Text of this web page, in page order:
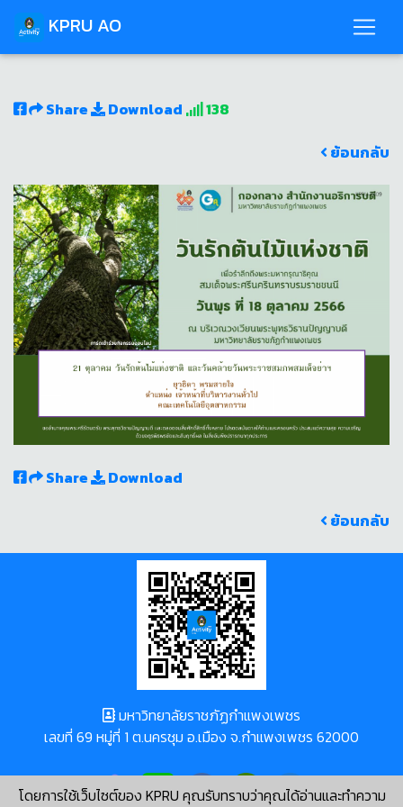
KPRU AO
Share Download
138
ย้อนกลับ
Share
Download
ย้อนกลับ
โดยการใช้เว็บไซต์ของ KPRU คุณรับทราบว่าคุณได้อ่านและทำความ
มหาวิทยาลัยราชภัฏกำแพงเพชร
เลขที่ 69 หมู่ที่ 1 ต.นครชุม อ.เมือง จ.กำแพงเพชร 62000